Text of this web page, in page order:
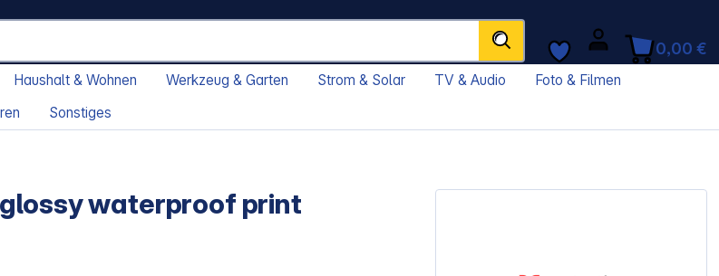
0,00 €
Haushalt & Wohnen Werkzeug & Garten Strom & Solar TV & Audio
Foto & Filmen
Sonstiges
glossy waterproof print